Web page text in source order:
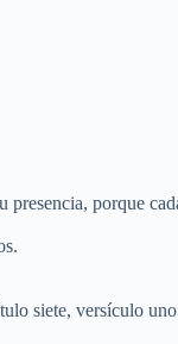
porque
siete, versículo